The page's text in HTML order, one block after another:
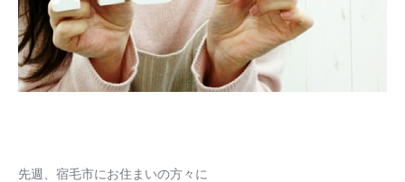
先週、宿毛市にお住まいの方々に